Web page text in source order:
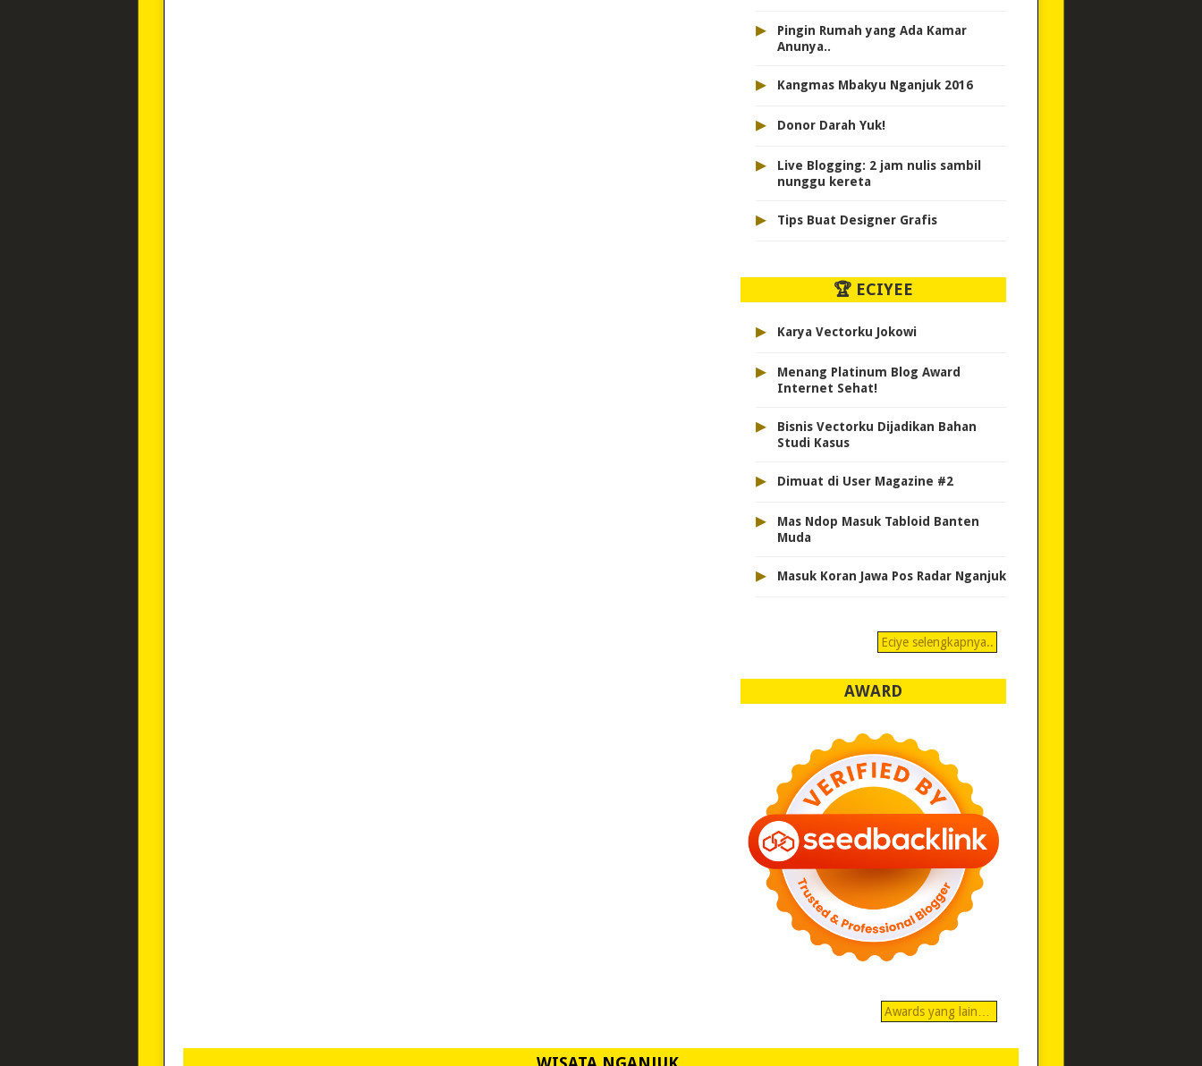
▸
Pingin Rumah yang Ada Kamar
Anunya..
▸ Kangmas Mbakyu Nganjuk 2016
▸ Donor Darah Yuk!
▸
Live Blogging: 2 jam nulis sambil
nunggu kereta
▸ Tips Buat Designer Grafis
🏆 ECIYEE
▸ Karya Vectorku Jokowi
▸
Menang Platinum Blog Award
Internet Sehat!
▸
Bisnis Vectorku Dijadikan Bahan
Studi Kasus
▸ Dimuat di User Magazine #2
▸
Mas Ndop Masuk Tabloid Banten
Muda
▸ Masuk Koran Jawa Pos Radar Nganjuk
Eciye selengkapnya..
AWARD
Awards yang lain…